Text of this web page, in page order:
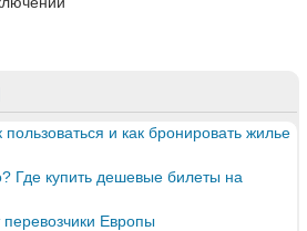
пользоваться и как бронировать жилье
Где купить дешевые билеты на
Европы